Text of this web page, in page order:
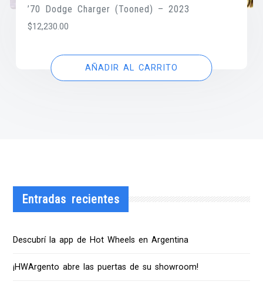
’70 Dodge Charger (Tooned) – 2023
$12,230.00
AÑADIR AL CARRITO
Entradas recientes
Descubrí la app de Hot Wheels en Argentina
¡HWArgento abre las puertas de su showroom!